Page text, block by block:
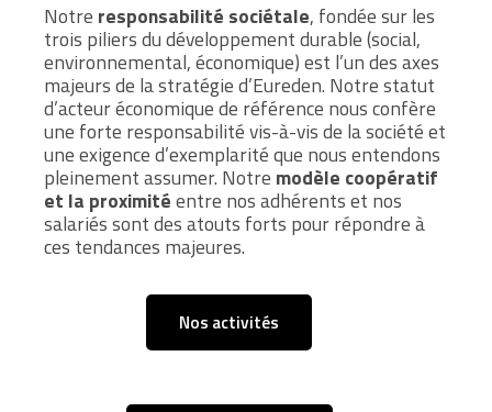
Notre responsabilité sociétale, fondée sur les
trois piliers du développement durable (social,
environnemental, économique) est l’un des axes
majeurs de la stratégie d’Eureden. Notre statut
d’acteur économique de référence nous confère
une forte responsabilité vis-à-vis de la société et
une exigence d’exemplarité que nous entendons
pleinement assumer. Notre modèle coopératif
et la proximitéentre nos adhérents et nos
salariés sont des atouts forts pour répondre à
ces tendances majeures.
Nos activités